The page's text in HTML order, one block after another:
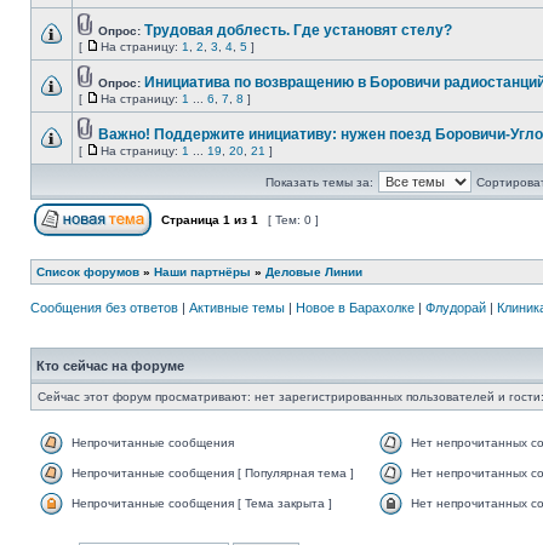
Опрос: Трудовая доблесть. Где установят стелу?
[ На страницу: 1 2 3 4 5 ]
Опрос: Инициатива по возвращению в Боровичи
[ На страницу: 1 6 7 8 ]
Важно! Поддержите инициативу: нужен поезд Боровичи-
[ На страницу: 1 19 20 21 ]
Показать темы за:
Страница 1 из 1 [ Тем: 0 ]
Список форумов » Наши партнёры » Деловые Линии
Сообщения без ответов | Активные темы | Новое в Барахолке | Флудорай |
Кто сейчас на форуме
Сейчас этот форум просматривают: нет зарегистрированных пользователей и
Непрочитанные сообщения Нет непрочитанных
Непрочитанные сообщения [ Популярная тема ] Нет непрочитанных
Непрочитанные сообщения [ Тема закрыта ] Нет непрочитанных